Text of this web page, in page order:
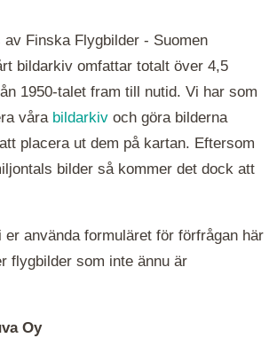
Finska Flygbilder - Suomen
bildarkiv omfattar totalt över 4,5
1950-talet fram till nutid. Vi har som
våra bildarkiv och göra bilderna
placera ut dem på kartan. Eftersom
bilder så kommer det dock att
använda formuläret för förfrågan här
flygbilder som inte ännu är
Oy